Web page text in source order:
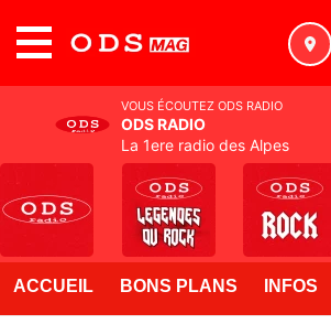
ACCUEIL BONS PLANS INFOS
VOUS ÉCOUTEZ ODS RADIO
ODS RADIO
La 1ere radio des Alpes